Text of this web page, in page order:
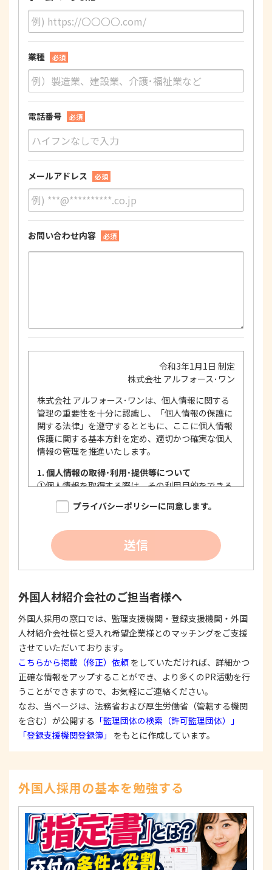
業種 必須
電話番号 必須
メールアドレス 必須
お問い合わせ内容 必須
令和3年1月1日 制定
株式会社 アルフォース･ワン
株式会社 アルフォース･ワンは、個人情報に関する
管理の重要性を十分に認識し、「個人情報の保護に
関する法律」を遵守するとともに、ここに個人情報
保護に関する基本方針を定め、適切かつ確実な個人
情報の管理を推進いたします。
1. 個人情報の取得･利用･提供等について
①個人情報を取得する際は、その利用目的をできる
限り明確に特定し、その目的達成に必要な限度に
おいて適法かつ公正な手段を用い、同意を得て取
個人情報を利用する際は、本人に明示、通知、ま
たは公表した利用目的の範囲内に限定し、それに
反する目的外利用を行なわないための措置を講じ
する際は、本人が同意を与えた利用目的の範囲内
で、適法にこれを行います。
2. 安全対策の実施について
個人情報の正確性およびその利用の安全性を確保す
るため、情報セキュリティ対策を始めとする安全措
置を構築し、個人情報への不正アクセス、個人情報
の漏洩、滅失または毀損等の的確な防止とセキュリ
ティの是正に努めます。
3. 苦情および相談等に対する適正な対応について
本人からの苦情および相談があった場合には、適切
示、訂正、削除、または利用もしくは提供の停止等
を求められたときは、適法かつ遅滞なく応じます。
4. 法令・指針・規範の遵守について
適正な個人情報保護の実現のため、個人情報の取扱
いに関する法令、国が定める指針およびその他の規
範を遵守します。
個人情報に関するお問い合わせ窓口
プライバシーポリシーに同意します。
送信
外国人材紹介会社のご担当者様へ
外国人採用の窓口では、監理支援機関・登録支援機関・外国
人材紹介会社様と受入れ希望企業様とのマッチングをご支援
させていただいております。
こちらから掲載（修正）依頼 をしていただければ、詳細かつ
正確な情報をアップすることができ、より多くのPR活動を行
うことができますので、お気軽にご連絡ください。
なお、当ページは、法務省および厚生労働省（管轄する機関
を含む）が公開する 「監理団体の検索（許可監理団体）」
「登録支援機関登録簿」
をもとに作成しています。
外国人採用の基本を勉強する